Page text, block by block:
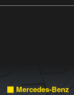
Mercedes-Benz